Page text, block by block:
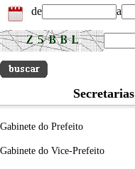
de a
Secretarias
Gabinete do Prefeito
Gabinete do Vice-Prefeito